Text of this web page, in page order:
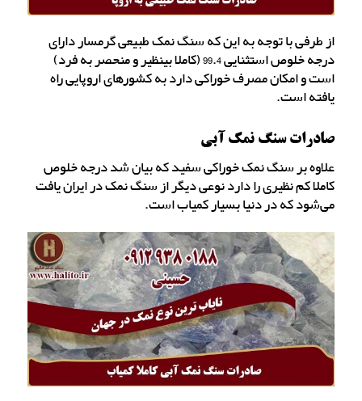
از طرفی با توجه به این که سنگ نمک طبیعی گرمسار دارای
درجه خلوص استثنایی 99.4 (کاملا بینظیر و منحصر به فرد)
است و امکان مصرف خوراکی دارد به کشورهای اروپایی راه
یافته است.
صادرات سنگ نمک آبی
علاوه بر سنگ نمک خوراکی سفید که بیان شد درجه خلوص
کاملا کم نظیری را دارد نوعی دیگر از سنگ نمک در ایران یافت
می‌شود که در دنیا بسیار کمیاب است.